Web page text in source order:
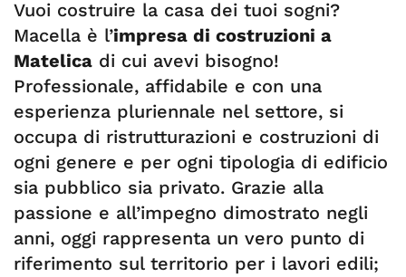
Vuoi costruire la casa dei tuoi sogni?
Macella è l’impresa di costruzioni a
Matelica di cui avevi bisogno!
Professionale, affidabile e con una
esperienza pluriennale nel settore, si
occupa di ristrutturazioni e costruzioni di
ogni genere e per ogni tipologia di edificio
sia pubblico sia privato. Grazie alla
passione e all’impegno dimostrato negli
anni, oggi rappresenta un vero punto di
riferimento sul territorio per i lavori edili;